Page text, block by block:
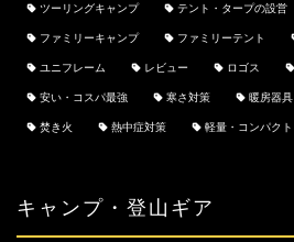
ツーリングキャンプ テント・タープの設営
ファミリーキャンプ ファミリーテント
ユニフレーム レビュー ロゴス
安い・コスパ最強 寒さ対策 暖房器具
焚き火 熱中症対策 軽量・コンパクト
キャンプ・登山ギア